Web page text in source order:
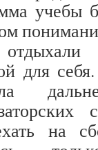
учебы
для
на